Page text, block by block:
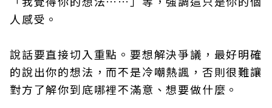
人感受。
說話要直接切入重點。要想解決爭議，最好明確
的說出你的想法，而不是冷嘲熱諷，否則很難讓
對方了解你到底哪裡不滿意、想要做什麼。